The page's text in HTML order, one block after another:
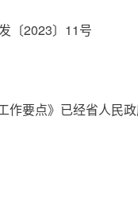
〔2023〕11号
要点》已经省人民